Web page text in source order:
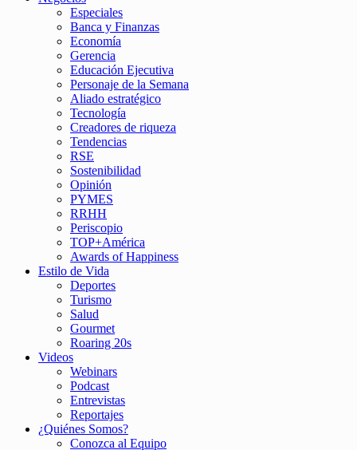
Especiales
Banca y Finanzas
Economía
Gerencia
Educación Ejecutiva
Personaje de la Semana
Aliado estratégico
Tecnología
Creadores de riqueza
Tendencias
RSE
Sostenibilidad
Opinión
PYMES
RRHH
Periscopio
TOP+América
Awards of Happiness
Estilo de Vida
Deportes
Turismo
Salud
Gourmet
Roaring 20s
Videos
Webinars
Podcast
Entrevistas
Reportajes
¿Quiénes Somos?
Conozca al Equipo